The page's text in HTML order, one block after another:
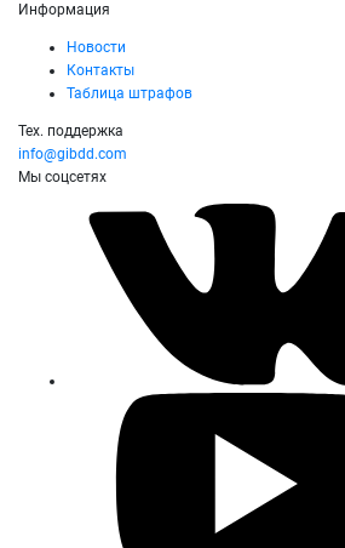
Информация
Новости
Контакты
Таблица штрафов
Тех. поддержка
info@gibdd.com
Мы соцсетях